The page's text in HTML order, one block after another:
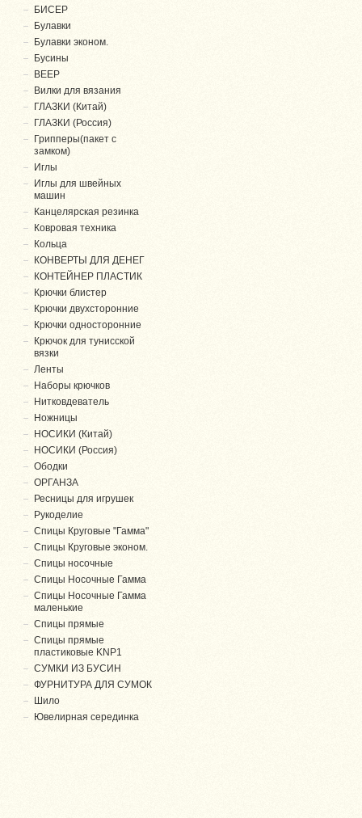
БИСЕР
Булавки
Булавки эконом.
Бусины
ВЕЕР
Вилки для вязания
ГЛАЗКИ (Китай)
ГЛАЗКИ (Россия)
Грипперы(пакет с
замком)
Иглы
Иглы для швейных
машин
Канцелярская резинка
Ковровая техника
Кольца
КОНВЕРТЫ ДЛЯ ДЕНЕГ
КОНТЕЙНЕР ПЛАСТИК
Крючки блистер
Крючки двухсторонние
Крючки односторонние
Крючок для тунисской
вязки
Ленты
Наборы крючков
Нитковдеватель
Ножницы
НОСИКИ (Китай)
НОСИКИ (Россия)
Ободки
ОРГАНЗА
Ресницы для игрушек
Рукоделие
Спицы Круговые "Гамма"
Спицы Круговые эконом.
Спицы носочные
Спицы Носочные Гамма
Спицы Носочные Гамма
маленькие
Спицы прямые
Спицы прямые
пластиковые KNP1
СУМКИ ИЗ БУСИН
ФУРНИТУРА ДЛЯ СУМОК
Шило
Ювелирная серединка